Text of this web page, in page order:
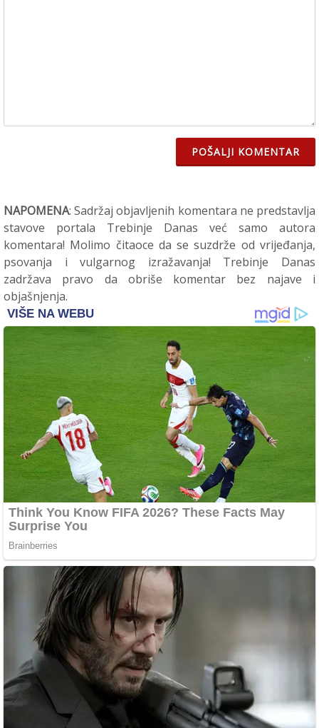
POŠALJI KOMENTAR
NAPOMENA: Sadržaj objavljenih komentara ne predstavlja
stavove portala Trebinje Danas već samo autora
komentara! Molimo čitaoce da se suzdrže od vrijeđanja,
psovanja i vulgarnog izražavanja! Trebinje Danas
zadržava pravo da obriše komentar bez najave i
objašnjenja.